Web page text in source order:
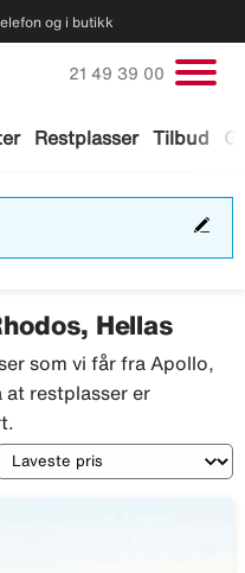
og i butikk
Restplasser Tilbud
Ring oss på
21 49 39 00
Hellas
som vi får fra Apollo,
restplasser er
Sortering